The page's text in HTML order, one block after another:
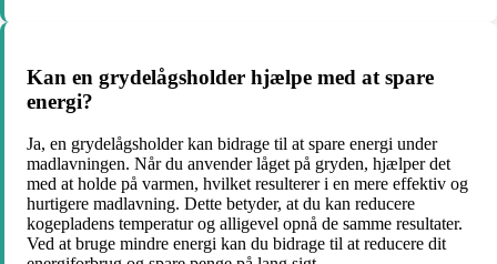
Kan en grydelågsholder hjælpe med at spare
energi?
Ja, en grydelågsholder kan bidrage til at spare energi under
madlavningen. Når du anvender låget på gryden, hjælper det
med at holde på varmen, hvilket resulterer i en mere effektiv og
hurtigere madlavning. Dette betyder, at du kan reducere
kogepladens temperatur og alligevel opnå de samme resultater.
Ved at bruge mindre energi kan du bidrage til at reducere dit